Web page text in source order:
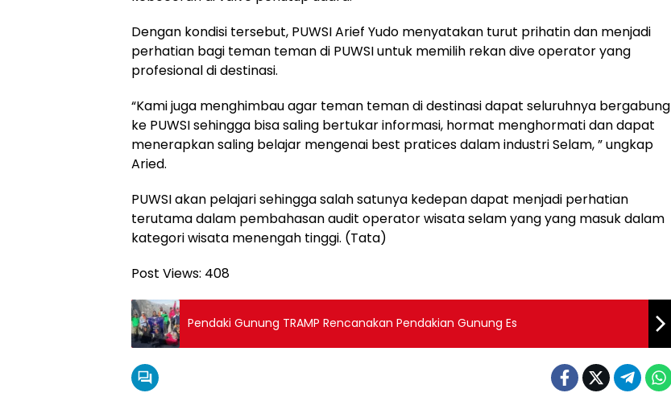
Dengan kondisi tersebut, PUWSI Arief Yudo menyatakan turut prihatin dan menjadi
perhatian bagi teman teman di PUWSI untuk memilih rekan dive operator yang
profesional di destinasi.
“Kami juga menghimbau agar teman teman di destinasi dapat seluruhnya bergabung
ke PUWSI sehingga bisa saling bertukar informasi, hormat menghormati dan dapat
menerapkan saling belajar mengenai best pratices dalam industri Selam, ” ungkap
Aried.
PUWSI akan pelajari sehingga salah satunya kedepan dapat menjadi perhatian
terutama dalam pembahasan audit operator wisata selam yang yang masuk dalam
kategori wisata menengah tinggi. (Tata)
Post Views: 408
Pendaki Gunung TRAMP Rencanakan Pendakian Gunung Es